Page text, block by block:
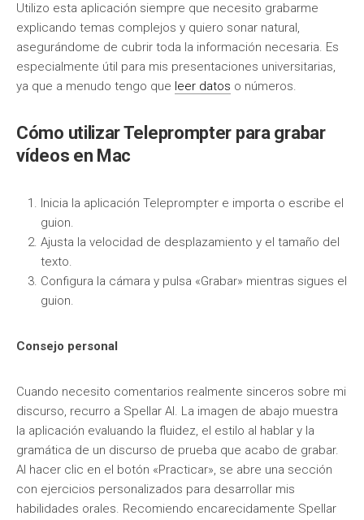
Utilizo esta aplicación siempre que necesito grabarme
explicando temas complejos y quiero sonar natural,
asegurándome de cubrir toda la información necesaria. Es
especialmente útil para mis presentaciones universitarias,
ya que a menudo tengo que leer datos o números.
Cómo utilizar Teleprompter para grabar
vídeos en Mac
Inicia la aplicación Teleprompter e importa o escribe el
guion.
Ajusta la velocidad de desplazamiento y el tamaño del
texto.
Configura la cámara y pulsa «Grabar» mientras sigues el
guion.
Consejo personal
Cuando necesito comentarios realmente sinceros sobre mi
discurso, recurro a Spellar AI. La imagen de abajo muestra
la aplicación evaluando la fluidez, el estilo al hablar y la
gramática de un discurso de prueba que acabo de grabar.
Al hacer clic en el botón «Practicar», se abre una sección
con ejercicios personalizados para desarrollar mis
habilidades orales. Recomiendo encarecidamente Spellar